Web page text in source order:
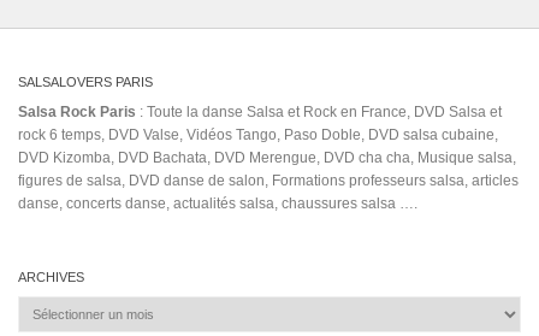
SALSALOVERS PARIS
Salsa Rock Paris : Toute la danse Salsa et Rock en France, DVD Salsa et
rock 6 temps, DVD Valse, Vidéos Tango, Paso Doble, DVD salsa cubaine,
DVD Kizomba, DVD Bachata, DVD Merengue, DVD cha cha, Musique salsa,
figures de salsa, DVD danse de salon, Formations professeurs salsa, articles
danse, concerts danse, actualités salsa, chaussures salsa ….
ARCHIVES
Archives